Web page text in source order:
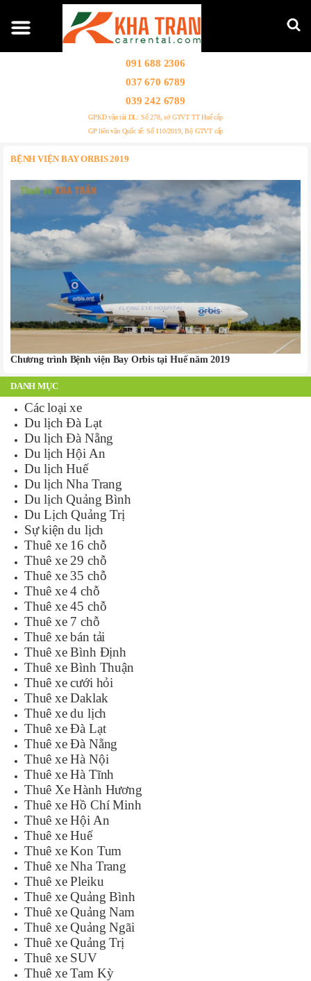
091 688 2306
037 670 6789
039 242 6789
GPKD vận tải DL: Số 278, sở GTVT TT Huế cấp
GP liên vận Quốc tế: Số 110/2019, Bộ GTVT cấp
BỆNH VIỆN BAY ORBIS 2019
Chương trình Bệnh viện Bay Orbis tại Huế năm 2019
DANH MỤC
Các loại xe
Du lịch Đà Lạt
Du lịch Đà Nẵng
Du lịch Hội An
Du lịch Huế
Du lịch Nha Trang
Du lịch Quảng Bình
Du Lịch Quảng Trị
Sự kiện du lịch
Thuê xe 16 chỗ
Thuê xe 29 chỗ
Thuê xe 35 chỗ
Thuê xe 4 chỗ
Thuê xe 45 chỗ
Thuê xe 7 chỗ
Thuê xe bán tải
Thuê xe Bình Định
Thuê xe Bình Thuận
Thuê xe cưới hỏi
Thuê xe Daklak
Thuê xe du lịch
Thuê xe Đà Lạt
Thuê xe Đà Nẵng
Thuê xe Hà Nội
Thuê xe Hà Tĩnh
Thuê Xe Hành Hương
Thuê xe Hồ Chí Minh
Thuê xe Hội An
Thuê xe Huế
Thuê xe Kon Tum
Thuê xe Nha Trang
Thuê xe Pleiku
Thuê xe Quảng Bình
Thuê xe Quảng Nam
Thuê xe Quảng Ngãi
Thuê xe Quảng Trị
Thuê xe SUV
Thuê xe Tam Kỳ